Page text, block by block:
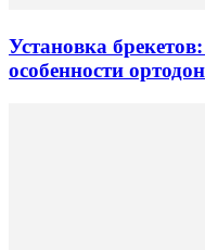
Установка
особенности